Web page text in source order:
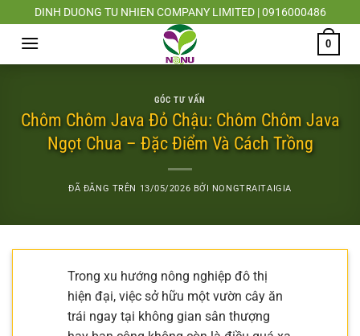
Chuyển
đến
dung
DINH DUONG TU NHIEN COMPANY LIMITED | 0916000486
0
GÓC TƯ VẤN
Chôm Chôm Java Đỏ Chậu: Chôm Chôm Java
Ngọt Chua – Đặc Điểm Và Cách Trồng
ĐÃ ĐĂNG TRÊN 13/05/2026 BỞI NONGTRAITAIGIA
Trong xu hướng nông nghiệp đô thị
hiện đại, việc sở hữu một vườn cây ăn
trái ngay tại không gian sân thượng